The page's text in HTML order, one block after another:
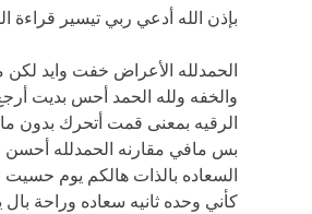
بإذن الله أدعي ربي تيسير قراءة
الحمدلله الأعراض خفت وايد
والخفه ولله الحمد أحس بديت
الرقيه بمعنى قمت أتحرك بدون
بس مافي مقارنه الحمدلله أحسن
السعاده بالذات هالكم يوم حسيت
كأني وحده ثانيه سعاده وراحة بال